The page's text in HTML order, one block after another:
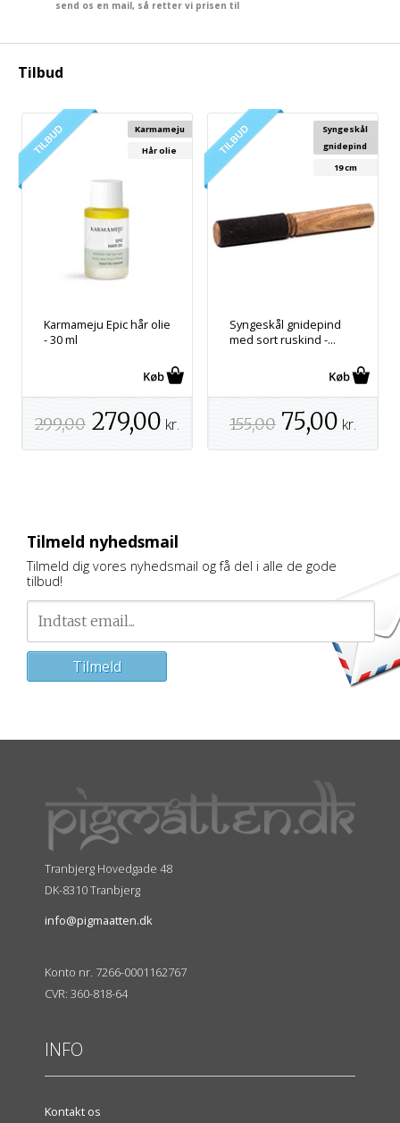
send os en mail, så retter vi prisen til
Tilbud
Karmameju Epic hår olie
- 30 ml
Karmameju
Hår olie
299,00279,00 kr.
Syngeskål gnidepind
med sort ruskind -...
Syngeskål
gnidepind
19 cm
155,0075,00 kr.
Tilmeld nyhedsmail
Tilmeld dig vores nyhedsmail og få del i alle de gode
tilbud!
Tranbjerg Hovedgade 48
DK-8310 Tranbjerg
info@pigmaatten.dk
Konto nr. 7266-0001162767
CVR: 360-818-64
INFO
Kontakt os